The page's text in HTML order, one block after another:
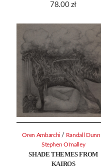
78.00 zł
SHADE THEMES FROM
KAIROS
Oren Ambarchi / Randall Dunn
Stephen O'malley